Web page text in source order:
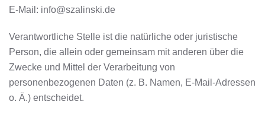
E-Mail: info@szalinski.de
Verantwortliche Stelle ist die natürliche oder juristische
Person, die allein oder gemeinsam mit anderen über die
Zwecke und Mittel der Verarbeitung von
personenbezogenen Daten (z. B. Namen, E-Mail-Adressen
o. Ä.) entscheidet.